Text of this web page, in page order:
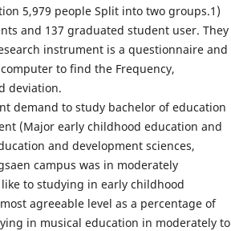
5,979 people Split into two groups.1)
and 137 graduated student user. They
instrument is a questionnaire and
to find the Frequency,
deviation.
demand to study bachelor of education
(Major early childhood education and
and development sciences,
campus was in moderately
to studying in early childhood
agreeable level as a percentage of
in musical education in moderately to